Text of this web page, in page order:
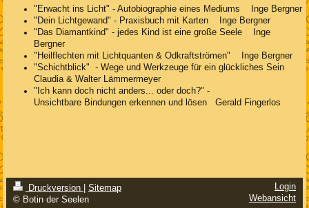
"Erwacht ins Licht" - Autobiographie eines Mediums Inge Bergner
"Dein Lichtgewand" - Praxisbuch mit Karten Inge Bergner
"Das Diamantkind" - jedes Kind ist eine große Seele Inge
Bergner
"Heilflechten mit Lichtquanten & Odkraftströmen" Inge Bergner
"Schichtblick" - Wege und Werkzeuge für ein glückliches Sein
Claudia & Walter Lämmermeyer
"Ich kann doch nicht anders... oder doch?" -
Unsichtbare Bindungen erkennen und lösen Gerald Fingerlos
Druckversion
Sitemap
© Botin der Seelen
Login
Webansicht